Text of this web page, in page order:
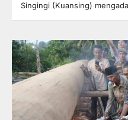
Singingi (Kuansing)